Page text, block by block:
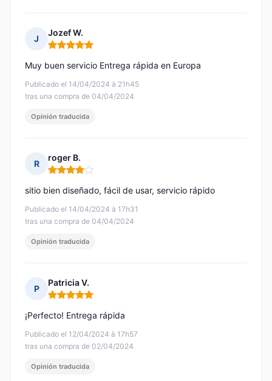
J
Jozef W.
Nota: 5 de 5
Publicado el 14/04/2024 à 21h45
tras una compra de 04/04/2024
Muy buen servicio Entrega rápida en Europa
Opinión traducida
R
roger B.
Nota: 4 de 5
Publicado el 14/04/2024 à 17h31
tras una compra de 04/04/2024
sitio bien diseñado, fácil de usar, servicio rápido
Opinión traducida
P
Patricia V.
Nota: 5 de 5
Publicado el 12/04/2024 à 17h57
tras una compra de 02/04/2024
¡Perfecto! Entrega rápida
Opinión traducida